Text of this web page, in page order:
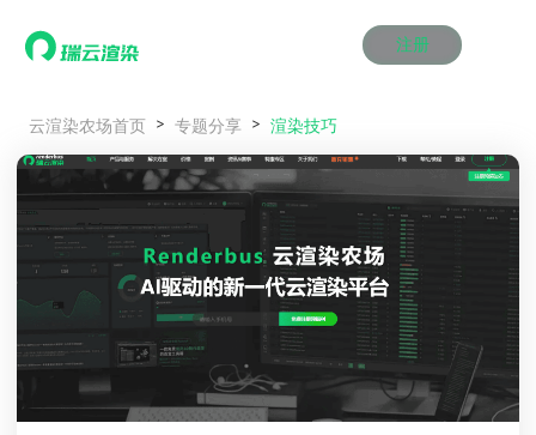
注册
产品服务
效果图渲染
云制作
瑞兔百宝箱
AI视频插帧
效果图渲染
云制作
瑞兔百宝箱
AI视频插帧
效果图渲染
云制作
瑞兔百宝箱
AI视频插帧
效果图渲染
云制作
瑞兔百宝箱
AI视频插帧
效果图渲染
云制作
瑞兔百宝箱
AI视频插帧
效果图渲染
云制作
瑞兔百宝箱
AI视频插帧
解决方案
Maya云渲染方案
3ds Max云渲染方案
Cinema 4D云渲染方案
Blender 云渲染方案
Maya AI渲染方案
Maya云渲染方案
3ds Max云渲染方案
Cinema 4D云渲染方案
Blender 云渲染方案
Maya AI渲染方案
Maya云渲染方案
3ds Max云渲染方案
Cinema 4D云渲染方案
Blender 云渲染方案
Maya AI渲染方案
Maya云渲染方案
3ds Max云渲染方案
Cinema 4D云渲染方案
Blender 云渲染方案
Maya AI渲染方案
Maya云渲染方案
3ds Max云渲染方案
Cinema 4D云渲染方案
Blender 云渲染方案
Maya AI渲染方案
Maya云渲染方案
3ds Max云渲染方案
Cinema 4D云渲染方案
Blender 云渲染方案
Maya AI渲染方案
价格
动画价格
效果图价格
云制作价格
动画价格
效果图价格
云制作价格
动画价格
效果图价格
云制作价格
动画价格
效果图价格
云制作价格
动画价格
效果图价格
云制作价格
动画价格
效果图价格
云制作价格
案例
资讯&赛事
新闻资讯
渲染百科
新闻资讯
渲染百科
新闻资讯
渲染百科
新闻资讯
渲染百科
新闻资讯
渲染百科
新闻资讯
渲染百科
云渲染农场首页 专题分享 渲染技巧